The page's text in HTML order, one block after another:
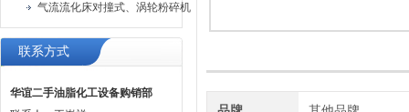
气流流化床对撞式、涡轮粉碎机
联系方式
华谊二手油脂化工设备购销部